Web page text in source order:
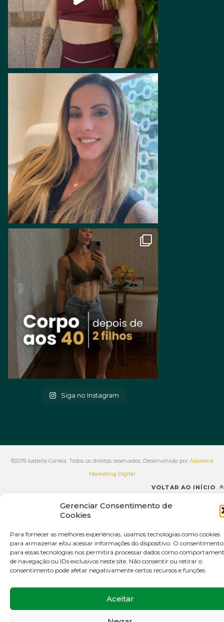
Gerenciar Consentimento de
Cookies
Para fornecer as melhores experiências, usamos tecnologias como cookies
para armazenar e/ou acessar informações do dispositivo. O consentimento
para essas tecnologias nos permitirá processar dados como
de navegação ou IDs exclusivos neste site. Não consentir ou retirar o
consentimento pode afetar negativamente certos recursos e funções.
Aceitar
Siga no Instagram
©2019 Isabella Correia. Todos os direitos reservados. Desenvolvido por Aporama
Marketing Digital
VOLTAR AO INÍCIO